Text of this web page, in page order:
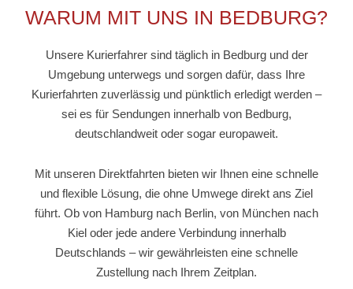
WARUM MIT UNS IN BEDBURG?
Unsere Kurierfahrer sind täglich in Bedburg und der
Umgebung unterwegs und sorgen dafür, dass Ihre
Kurierfahrten zuverlässig und pünktlich erledigt werden –
sei es für Sendungen innerhalb von Bedburg,
deutschlandweit oder sogar europaweit.
Mit unseren Direktfahrten bieten wir Ihnen eine schnelle
und flexible Lösung, die ohne Umwege direkt ans Ziel
führt. Ob von Hamburg nach Berlin, von München nach
Kiel oder jede andere Verbindung innerhalb
Deutschlands – wir gewährleisten eine schnelle
Zustellung nach Ihrem Zeitplan.